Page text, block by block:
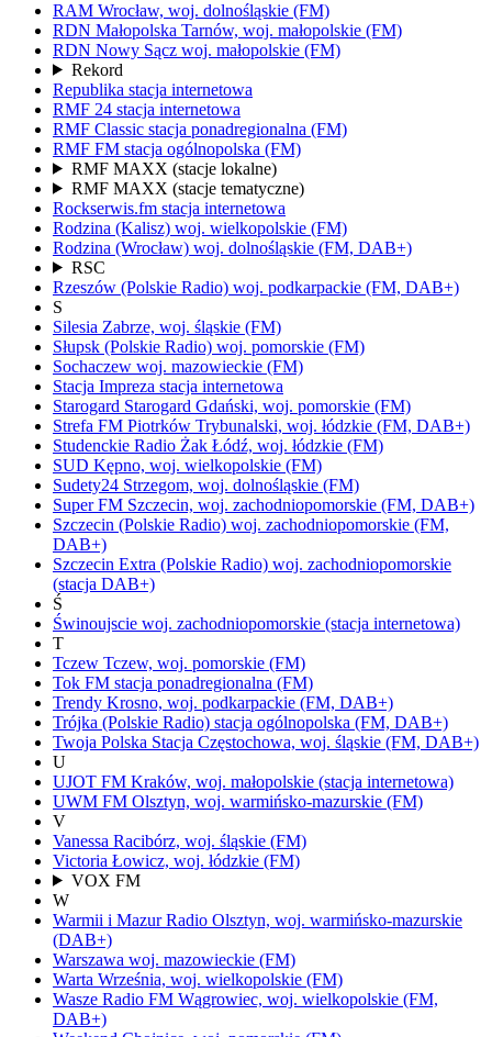
RAM Wrocław, woj. dolnośląskie (FM)
RDN Małopolska Tarnów, woj. małopolskie (FM)
RDN Nowy Sącz woj. małopolskie (FM)
Rekord
Republika stacja internetowa
RMF 24 stacja internetowa
RMF Classic stacja ponadregionalna (FM)
RMF FM stacja ogólnopolska (FM)
RMF MAXX (stacje lokalne)
RMF MAXX (stacje tematyczne)
Rockserwis.fm stacja internetowa
Rodzina (Kalisz) woj. wielkopolskie (FM)
Rodzina (Wrocław) woj. dolnośląskie (FM, DAB+)
RSC
Rzeszów (Polskie Radio) woj. podkarpackie (FM, DAB+)
S
Silesia Zabrze, woj. śląskie (FM)
Słupsk (Polskie Radio) woj. pomorskie (FM)
Sochaczew woj. mazowieckie (FM)
Stacja Impreza stacja internetowa
Starogard Starogard Gdański, woj. pomorskie (FM)
Strefa FM Piotrków Trybunalski, woj. łódzkie (FM, DAB+)
Studenckie Radio Żak Łódź, woj. łódzkie (FM)
SUD Kępno, woj. wielkopolskie (FM)
Sudety24 Strzegom, woj. dolnośląskie (FM)
Super FM Szczecin, woj. zachodniopomorskie (FM, DAB+)
Szczecin (Polskie Radio) woj. zachodniopomorskie (FM,
DAB+)
Szczecin Extra (Polskie Radio) woj. zachodniopomorskie
(stacja DAB+)
Ś
Świnoujscie woj. zachodniopomorskie (stacja internetowa)
T
Tczew Tczew, woj. pomorskie (FM)
Tok FM stacja ponadregionalna (FM)
Trendy Krosno, woj. podkarpackie (FM, DAB+)
Trójka (Polskie Radio) stacja ogólnopolska (FM, DAB+)
Twoja Polska Stacja Częstochowa, woj. śląskie (FM, DAB+)
U
UJOT FM Kraków, woj. małopolskie (stacja internetowa)
UWM FM Olsztyn, woj. warmińsko-mazurskie (FM)
V
Vanessa Racibórz, woj. śląskie (FM)
Victoria Łowicz, woj. łódzkie (FM)
VOX FM
W
Warmii i Mazur Radio Olsztyn, woj. warmińsko-mazurskie
(DAB+)
Warszawa woj. mazowieckie (FM)
Warta Września, woj. wielkopolskie (FM)
Wasze Radio FM Wągrowiec, woj. wielkopolskie (FM,
DAB+)